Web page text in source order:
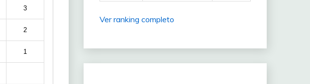
3
2
1
Ver ranking completo